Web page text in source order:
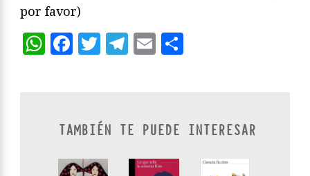
por favor)
WhatsApp
Facebook
Twitter
Telegram
Email
TAMBIÉN TE PUEDE INTERESAR